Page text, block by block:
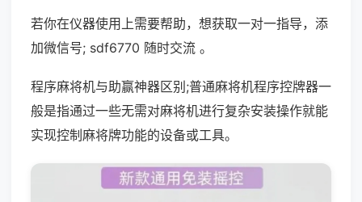
若你在仪器使用上需要帮助，想获取一对一指导，添
加微信号; sdf6770 随时交流 。
程序麻将机与助赢神器区别;普通麻将机程序控牌器一
般是指通过一些无需对麻将机进行复杂安装操作就能
实现控制麻将牌功能的设备或工具。